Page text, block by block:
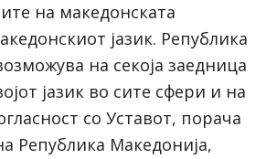
на македонската
јазик. Република
на секоја заедница
јазик во сите сфери и на
со Уставот, порача
Република Македонија,